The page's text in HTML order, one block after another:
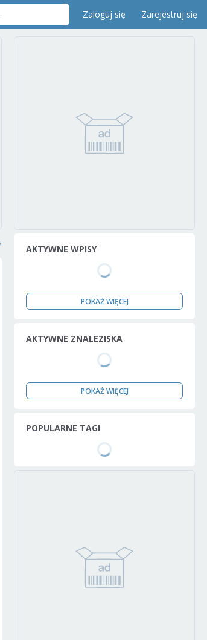
Zaloguj się Zarejestruj się
AKTYWNE WPISY
POKAŻ WIĘCEJ
AKTYWNE ZNALEZISKA
POKAŻ WIĘCEJ
POPULARNE TAGI